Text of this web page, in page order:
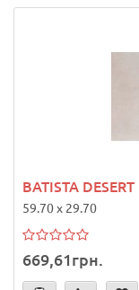
BATISTA DESERT
59.70 x 29.70
669,61грн.